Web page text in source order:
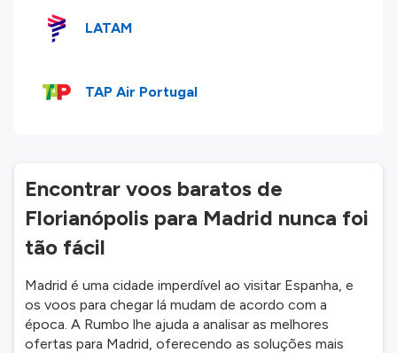
LATAM
TAP Air Portugal
Encontrar voos baratos de
Florianópolis para Madrid nunca foi
tão fácil
Madrid é uma cidade imperdível ao visitar Espanha, e
os voos para chegar lá mudam de acordo com a
época. A Rumbo lhe ajuda a analisar as melhores
ofertas para Madrid, oferecendo as soluções mais